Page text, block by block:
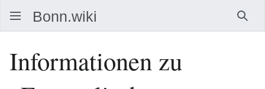
Informationen zu